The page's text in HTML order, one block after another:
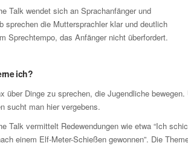
Talk wendet sich an Sprachanfänger und
sprechen die Muttersprachler klar und deutlich
Sprechtempo, das Anfänger nicht überfordert.
ich?
über Dinge zu sprechen, die Jugendliche
sucht man hier vergebens.
Talk vermittelt Redewendungen wie etwa “Ich
einem Elf-Meter-Schießen gewonnen”. Die